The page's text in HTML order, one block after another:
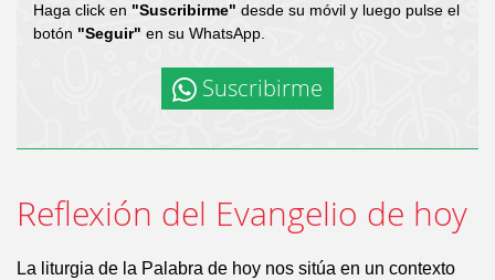
Haga click en "Suscribirme" desde su móvil y luego pulse el
botón "Seguir" en su WhatsApp.
Suscribirme
Reflexión del Evangelio de hoy
La liturgia de la Palabra de hoy nos sitúa en un contexto